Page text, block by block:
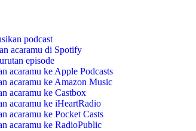
podcast
acaramu di Spotify
episode
acaramu ke Apple Podcasts
acaramu ke Amazon Music
acaramu ke Castbox
acaramu ke iHeartRadio
acaramu ke Pocket Casts
acaramu ke RadioPublic